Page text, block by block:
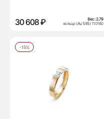
30 608 ₽ Вес:2.79
кольцо (Au 585) 110160
-15%